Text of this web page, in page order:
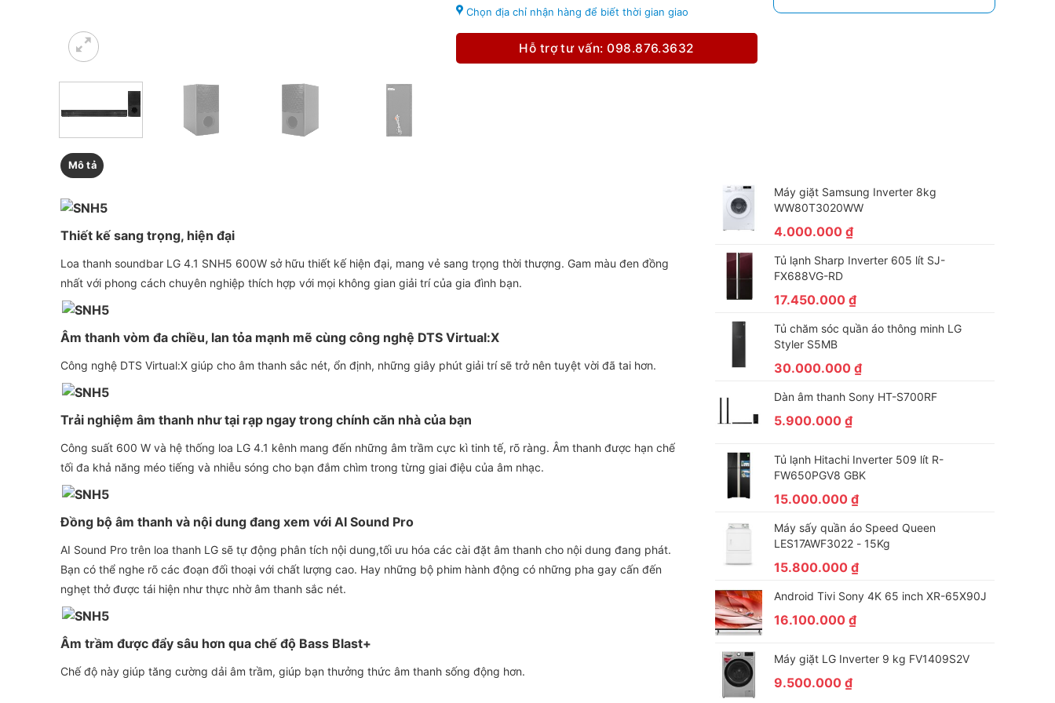
Chọn địa chỉ nhận hàng để biết thời gian giao
Hỗ trợ tư vấn: 098.876.3632
Mô tả
Thiết kế sang trọng, hiện đại
Loa thanh soundbar LG 4.1 SNH5 600W sở hữu thiết kế hiện đại, mang vẻ sang trọng thời thượng. Gam màu đen đồng
nhất với phong cách chuyên nghiệp thích hợp với mọi không gian giải trí của gia đình bạn.
Âm thanh vòm đa chiều, lan tỏa mạnh mẽ cùng công nghệ DTS Virtual:X
Công nghệ DTS Virtual:X giúp cho âm thanh sắc nét, ổn định, những giây phút giải trí sẽ trở nên tuyệt vời đã tai hơn.
Trải nghiệm âm thanh như tại rạp ngay trong chính căn nhà của bạn
Công suất 600 W và hệ thống loa LG 4.1 kênh mang đến những âm trầm cực kì tinh tế, rõ ràng. Âm thanh được hạn chế
tối đa khả năng méo tiếng và nhiễu sóng cho bạn đắm chìm trong từng giai điệu của âm nhạc.
Đồng bộ âm thanh và nội dung đang xem với AI Sound Pro
AI Sound Pro trên loa thanh LG sẽ tự động phân tích nội dung,tối ưu hóa các cài đặt âm thanh cho nội dung đang phát.
Bạn có thể nghe rõ các đoạn đối thoại với chất lượng cao. Hay những bộ phim hành động có những pha gay cấn đến
nghẹt thở được tái hiện như thực nhờ âm thanh sắc nét.
Âm trầm được đẩy sâu hơn qua chế độ Bass Blast+
Chế độ này giúp tăng cường dải âm trầm, giúp bạn thưởng thức âm thanh sống động hơn.
Máy giặt Samsung Inverter 8kg
WW80T3020WW
4.000.000₫
Tủ lạnh Sharp Inverter 605 lít SJ-
FX688VG-RD
17.450.000₫
Tủ chăm sóc quần áo thông minh LG
Styler S5MB
30.000.000₫
Dàn âm thanh Sony HT-S700RF
5.900.000₫
Tủ lạnh Hitachi Inverter 509 lít R-
FW650PGV8 GBK
15.000.000₫
Máy sấy quần áo Speed Queen
LES17AWF3022 - 15Kg
15.800.000₫
Android Tivi Sony 4K 65 inch XR-65X90J
16.100.000₫
Máy giặt LG Inverter 9 kg FV1409S2V
9.500.000₫